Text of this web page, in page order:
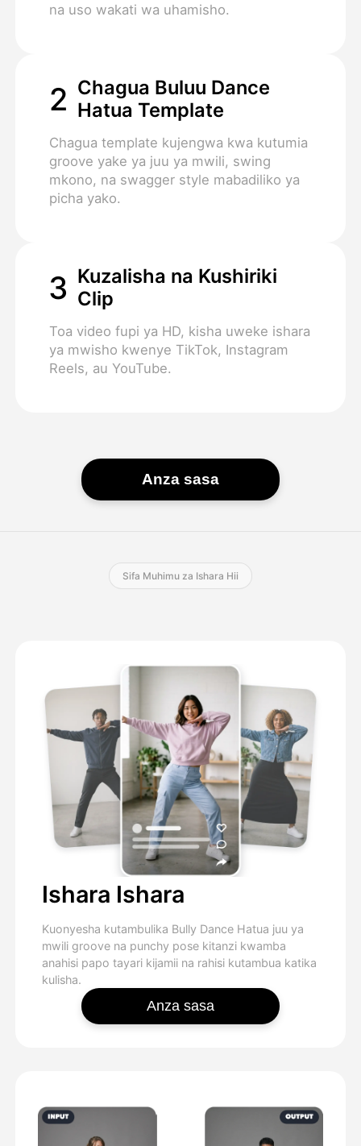
na uso wakati wa uhamisho.
2 Chagua Buluu Dance
Hatua Template
Chagua template kujengwa kwa kutumia
groove yake ya juu ya mwili, swing
mkono, na swagger style mabadiliko ya
picha yako.
3 Kuzalisha na Kushiriki
Clip
Toa video fupi ya HD, kisha uweke ishara
ya mwisho kwenye TikTok, Instagram
Reels, au YouTube.
Anza sasa
Sifa Muhimu za Ishara Hii
Ishara Ishara
Kuonyesha kutambulika Bully Dance Hatua juu ya
mwili groove na punchy pose kitanzi kwamba
anahisi papo tayari kijamii na rahisi kutambua katika
kulisha.
Anza sasa